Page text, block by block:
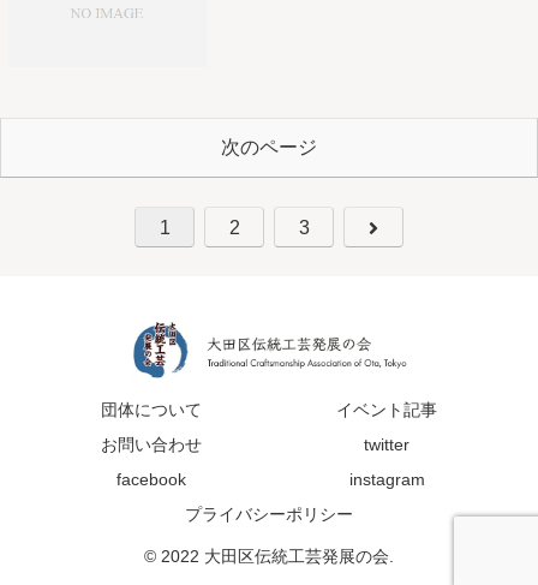
次のページ
1 2 3
団体について
イベント記事
お問い合わせ
twitter
facebook
instagram
プライバシーポリシー
© 2022 大田区伝統工芸発展の会.